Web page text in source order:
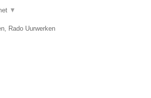
▼
Rado Uurwerken